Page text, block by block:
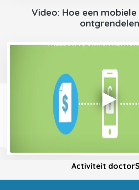
Video: Hoe een
ontgrendelen
Activiteit